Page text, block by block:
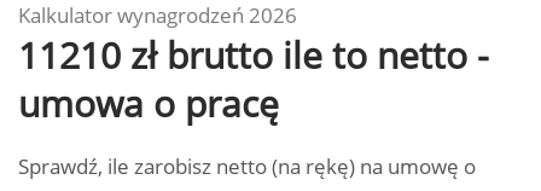
Kalkulator wynagrodzeń 2026
11210 zł brutto ile to netto -
umowa o pracę
Sprawdź, ile zarobisz netto (na rękę) na umowę o